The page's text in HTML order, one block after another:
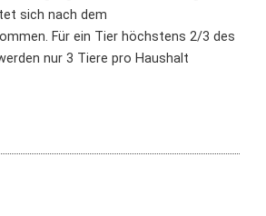
sich nach dem
Für ein Tier höchstens 2/3 des
nur 3 Tiere pro Haushalt